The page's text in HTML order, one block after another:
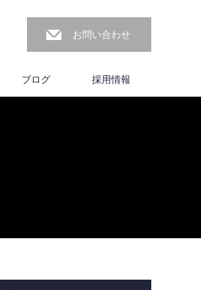
お問い合わせ
ブログ 採用情報